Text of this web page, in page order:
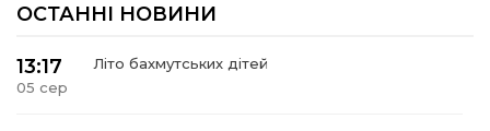
ОСТАННІ НОВИНИ
13:17
05 сер
Літо бахмутських дітей